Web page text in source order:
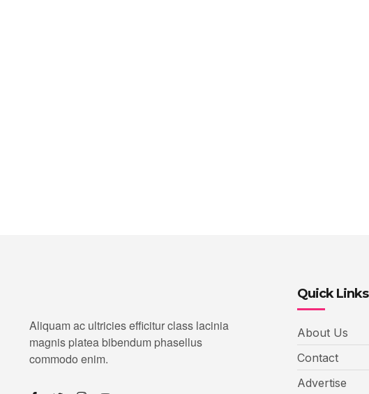
Aliquam ac ultricies efficitur class lacinia
magnis platea bibendum phasellus
commodo enim.
Quick Links
About Us
Contact
Advertise